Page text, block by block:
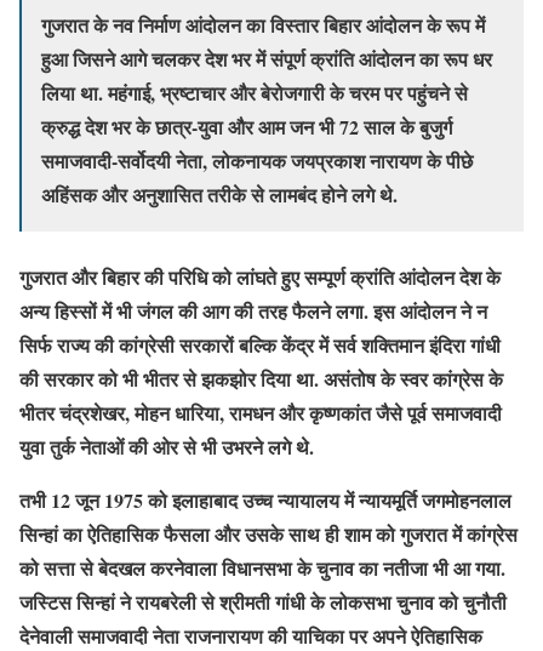
गुजरात के नव निर्माण आंदोलन का विस्तार बिहार आंदोलन के रूप में
हुआ जिसने आगे चलकर देश भर में संपूर्ण क्रांति आंदोलन का रूप धर
लिया था. महंगाई, भ्रष्टाचार और बेरोजगारी के चरम पर पहुंचने से
क्रुद्ध देश भर के छात्र-युवा और आम जन भी 72 साल के बुजुर्ग
समाजवादी-सर्वोदयी नेता, लोकनायक जयप्रकाश नारायण के पीछे
अहिंसक और अनुशासित तरीके से लामबंद होने लगे थे.
गुजरात और बिहार की परिधि को लांघते हुए सम्पूर्ण क्रांति आंदोलन देश के
अन्य हिस्सों में भी जंगल की आग की तरह फैलने लगा. इस आंदोलन ने न
सिर्फ राज्य की कांग्रेसी सरकारों बल्कि केंद्र में सर्व शक्तिमान इंदिरा गांधी
की सरकार को भी भीतर से झकझोर दिया था. असंतोष के स्वर कांग्रेस के
भीतर चंद्रशेखर, मोहन धारिया, रामधन और कृष्णकांत जैसे पूर्व समाजवादी
युवा तुर्क नेताओं की ओर से भी उभरने लगे थे.
तभी 12 जून 1975 को इलाहाबाद उच्च न्यायालय में न्यायमूर्ति जगमोहनलाल
सिन्हां का ऐतिहासिक फैसला और उसके साथ ही शाम को गुजरात में कांग्रेस
को सत्ता से बेदखल करनेवाला विधानसभा के चुनाव का नतीजा भी आ गया.
जस्टिस सिन्हां ने रायबरेली से श्रीमती गांधी के लोकसभा चुनाव को चुनौती
देनेवाली समाजवादी नेता राजनारायण की याचिका पर अपने ऐतिहासिक